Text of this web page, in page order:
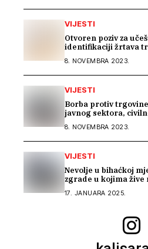
VIJESTI
Otvoren poziv za
identifikaciji žrtava
8. NOVEMBRA 2023.
VIJESTI
Borba protiv
javnog sektora,
8. NOVEMBRA 2023.
VIJESTI
Nevolje u bihaćkoj
zgrade u kojima žive
17. JANUARA 2025.